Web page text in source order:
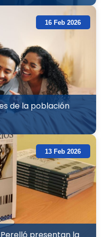
16 Feb 2026
de la población
13 Feb 2026